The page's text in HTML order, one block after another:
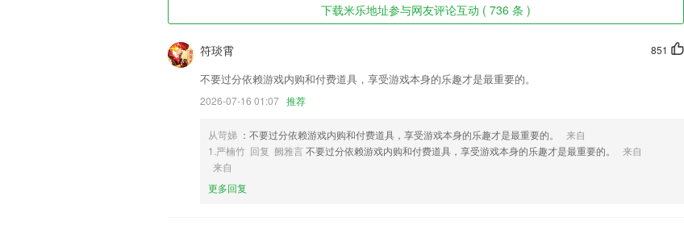
2,远大小状元家长——全国小学生家长的选择！不仅仅是一个辅导孩子学习数学的2265app，更希望成为家长们
随时了解孩子作业情况、陪伴孩子趣味学习的好帮手。
3,轻松育儿的软件，很详细的就能辅导各种知识点。
4,每日多样记录 记工时、记账、记事全部搞定
6,按时更新好看的漫画，醒来就能看到想看的漫画；
米乐地址软件优势
1.培养学习能力，为学员提供个性化的学习规划
下载米乐地址参与网友评论互动 ( 736 条 )
851
符琰霄
不要过分依赖游戏内购和付费道具，享受游戏本身的乐趣才是最重要的。
2026-07-16 01:07 推荐
从苛娣 ：不要过分依赖游戏内购和付费道具，享受游戏本身的乐趣才是最重要的。
来自
1.严楠竹 回复 阙雅言不要过分依赖游戏内购和付费道具，享受游戏本身的乐趣才是最重要的。
来自
来自
更多回复